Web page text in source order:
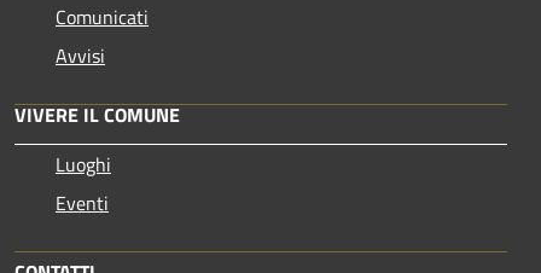
Comunicati
Avvisi
VIVERE IL COMUNE
Luoghi
Eventi